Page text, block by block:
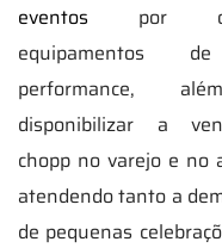
eventos por
equipamentos
performance,
disponibilizar a
chopp no varejo e no
atendendo tanto a
de pequenas